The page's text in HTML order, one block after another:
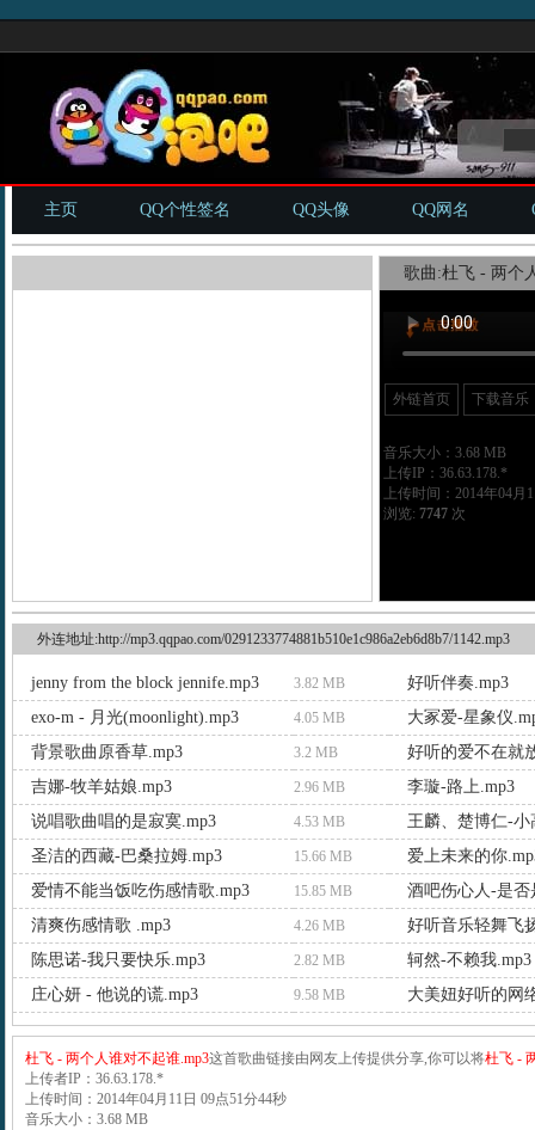
主页 QQ个性签名 QQ头像 QQ网名
歌曲:杜飞 - 两个
外链首页 下载音乐
音乐大小：3.68 MB
上传IP：36.63.178.*
上传时间：2014年04月
浏览: 7747次
外连地址:http://mp3.qqpao.com/0291233774881b510e1c986a2eb6d8b7/1142.mp3
jenny from the block jennife.mp3 3.82 MB
好听伴奏.mp3
exo-m - 月光(moonlight).mp3
4.05 MB
大冢爱-星象仪
背景歌曲原香草.mp3
3.2 MB
好听的爱不在就
吉娜-牧羊姑娘.mp3
2.96 MB
李璇-路上.mp3
说唱歌曲唱的是寂寞.mp3
4.53 MB
王麟、楚博仁-小
圣洁的西藏-巴桑拉姆.mp3
15.66 MB
爱上未来的你
爱情不能当饭吃伤感情歌.mp3
15.85 MB
酒吧伤心人-是否
清爽伤感情歌 .mp3
4.26 MB
好听音乐轻舞飞
陈思诺-我只要快乐.mp3
2.82 MB
轲然-不赖我.mp3
庄心妍 - 他说的谎.mp3
9.58 MB 大美妞好听的网
杜飞 - 两个人谁对不起谁.mp3这首歌曲链接由网友上传提供分享,你可以将杜飞 -
上传者IP：36.63.178.*
上传时间：2014年04月11日 09点51分44秒
音乐大小：3.68 MB